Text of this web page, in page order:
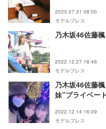
2023.07.31 08:00
モデルプレス
乃木坂46佐藤
2022.12.27 18:46
モデルプレス
乃木坂46佐藤
妹”プライベー
2022.12.14 16:09
モデルプレス